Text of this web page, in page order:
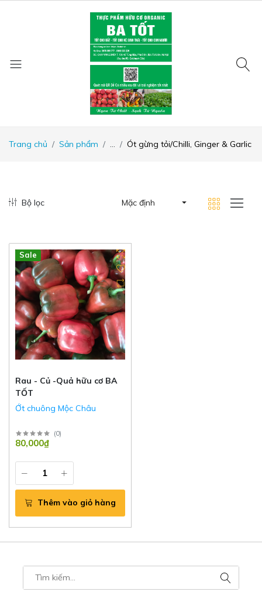
Trang chủ Sản phẩm ... Ót gừng tỏi/Chilli, Ginger & Garlic
Bộ lọc Mặc định
Hot
New
Sale
Rau - Củ -Quả hữu cơ BA
TỐT
Ớt chuông Mộc Châu
(0)
80,000₫
Thêm vào giỏ hàng